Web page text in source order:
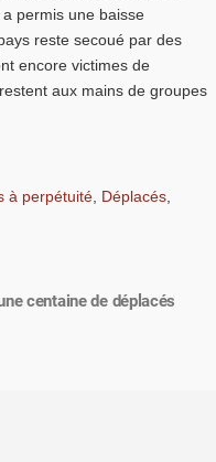
permis une baisse
reste secoué par des
encore victimes de
aux mains de groupes
à perpétuité Déplacés
centaine de déplacés